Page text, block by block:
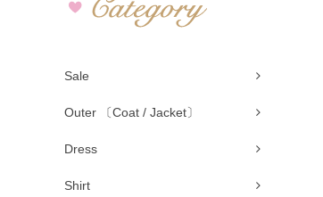
Sale
Outer 〔Coat / Jacket〕
Dress
Shirt